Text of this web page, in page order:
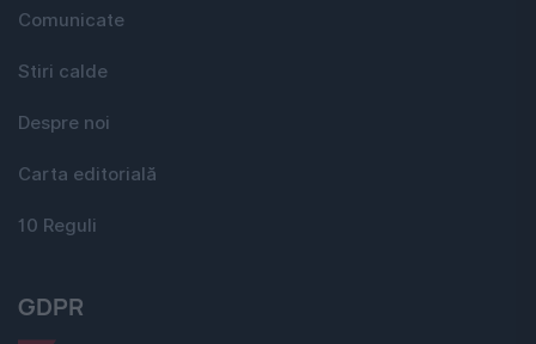
Comunicate
Stiri calde
Despre noi
Carta editorială
10 Reguli
GDPR